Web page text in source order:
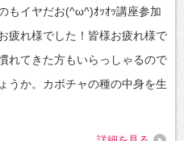
もイヤだお(^ω^)ｵｯｵｯ講座参加
疲れ様でした！皆様お疲れ様で
れてきた方もいらっしゃるので
うか。カボチャの種の中身を生